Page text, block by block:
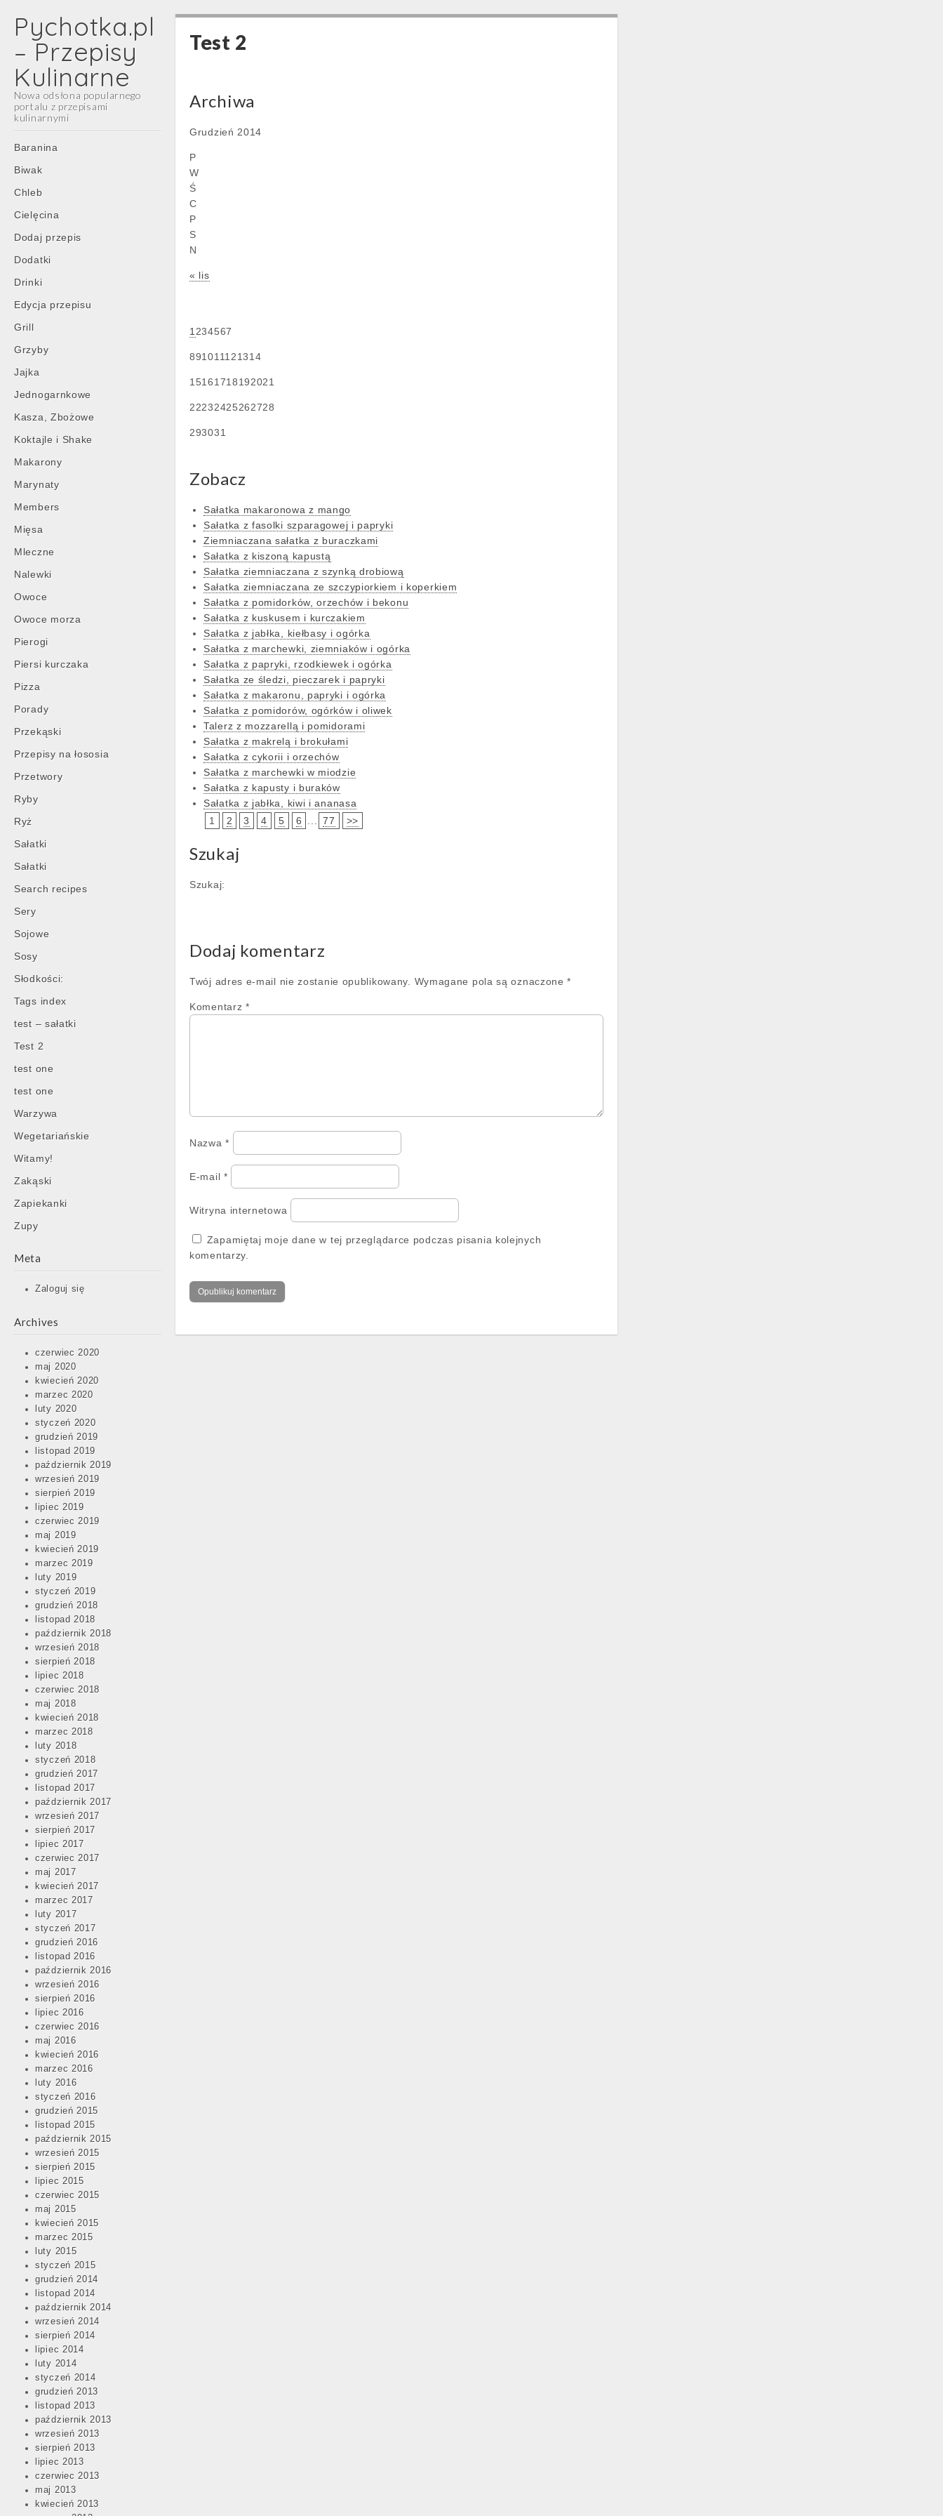
Pychotka.pl
– Przepisy
Kulinarne
Nowa odsłona popularnego
portalu z przepisami
kulinarnymi
Main
menu
Skip
content
Baranina
Biwak
Chleb
Cielęcina
Dodaj przepis
Dodatki
Drinki
Edycja przepisu
Grill
Grzyby
Jajka
Jednogarnkowe
Kasza, Zbożowe
Koktajle i Shake
Makarony
Marynaty
Members
Mięsa
Mleczne
Nalewki
Owoce
Owoce morza
Pierogi
Piersi kurczaka
Pizza
Porady
Przekąski
Przepisy na łososia
Przetwory
Ryby
Ryż
Sałatki
Sałatki
Search recipes
Sery
Sojowe
Sosy
Słodkości:
Tags index
test – sałatki
Test 2
test one
test one
Warzywa
Wegetariańskie
Witamy!
Zakąski
Zapiekanki
Zupy
Meta
Zaloguj się
Archives
czerwiec 2020
maj 2020
kwiecień 2020
marzec 2020
luty 2020
styczeń 2020
grudzień 2019
listopad 2019
październik 2019
wrzesień 2019
sierpień 2019
lipiec 2019
czerwiec 2019
maj 2019
kwiecień 2019
marzec 2019
luty 2019
styczeń 2019
grudzień 2018
listopad 2018
październik 2018
wrzesień 2018
sierpień 2018
lipiec 2018
czerwiec 2018
maj 2018
kwiecień 2018
marzec 2018
luty 2018
styczeń 2018
grudzień 2017
listopad 2017
październik 2017
wrzesień 2017
sierpień 2017
lipiec 2017
czerwiec 2017
maj 2017
kwiecień 2017
marzec 2017
luty 2017
styczeń 2017
grudzień 2016
listopad 2016
październik 2016
wrzesień 2016
sierpień 2016
lipiec 2016
czerwiec 2016
maj 2016
kwiecień 2016
marzec 2016
luty 2016
styczeń 2016
grudzień 2015
listopad 2015
październik 2015
wrzesień 2015
sierpień 2015
lipiec 2015
czerwiec 2015
maj 2015
kwiecień 2015
marzec 2015
luty 2015
styczeń 2015
grudzień 2014
listopad 2014
październik 2014
wrzesień 2014
sierpień 2014
lipiec 2014
luty 2014
styczeń 2014
grudzień 2013
listopad 2013
październik 2013
wrzesień 2013
sierpień 2013
lipiec 2013
czerwiec 2013
maj 2013
kwiecień 2013
Test 2
Archiwa
Grudzień 2014
P
W
Ś
C
P
S
N
« lis
1 234567
891011121314
15161718192021
22232425262728
293031
Zobacz
Sałatka makaronowa z mango
Sałatka z fasolki szparagowej i papryki
Ziemniaczana sałatka z buraczkami
Sałatka z kiszoną kapustą
Sałatka ziemniaczana z szynką drobiową
Sałatka ziemniaczana ze szczypiorkiem i koperkiem
Sałatka z pomidorków, orzechów i bekonu
Sałatka z kuskusem i kurczakiem
Sałatka z jabłka, kiełbasy i ogórka
Sałatka z marchewki, ziemniaków i ogórka
Sałatka z papryki, rzodkiewek i ogórka
Sałatka ze śledzi, pieczarek i papryki
Sałatka z makaronu, papryki i ogórka
Sałatka z pomidorów, ogórków i oliwek
Talerz z mozzarellą i pomidorami
Sałatka z makrelą i brokułami
Sałatka z cykorii i orzechów
Sałatka z marchewki w miodzie
Sałatka z kapusty i buraków
Sałatka z jabłka, kiwi i ananasa
1
2 3 4 5 6 77 >>
Szukaj
Szukaj:
Dodaj komentarz
Twój adres e-mail nie zostanie opublikowany. Wymagane pola są oznaczone*
Komentarz *
Nazwa*
E-mail *
Witryna internetowa
Zapamiętaj moje dane w tej przeglądarce podczas pisania kolejnych
komentarzy.